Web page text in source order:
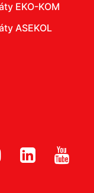
EKO-KOM
ASEKOL